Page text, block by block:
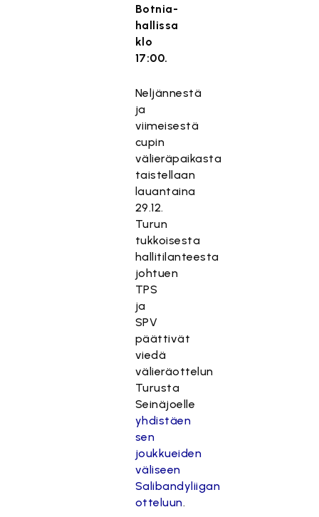
Botnia-
hallissa
klo
17:00.
Neljännestä
ja
viimeisestä
cupin
välieräpaikasta
taistellaan
lauantaina
29.12.
Turun
tukkoisesta
hallitilanteesta
johtuen
TPS
ja
SPV
päättivät
viedä
välieräottelun
Turusta
Seinäjoelle
yhdistäen
sen
joukkueiden
väliseen
Salibandyliigan
otteluun.